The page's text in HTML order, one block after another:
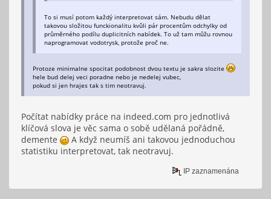
To si musí potom každý interpretovat sám. Nebudu dělat
takovou složitou funckionalitu kvůli pár procentům odchylky od
průměrného podílu duplicitních nabídek. To už tam můžu rovnou
naprogramovat vodotrysk, protože proč ne.
Protoze minimalne spocitat podobnost dvou textu je sakra slozite
hele bud delej veci poradne nebo je nedelej vubec,
pokud si jen hrajes tak s tim neotravuj.
Počítat nabídky práce na indeed.com pro jednotlivá
klíčová slova je věc sama o sobě udělaná pořádně,
demente
A když neumíš ani takovou jednoduchou
statistiku interpretovat, tak neotravuj.
IP zaznamenána